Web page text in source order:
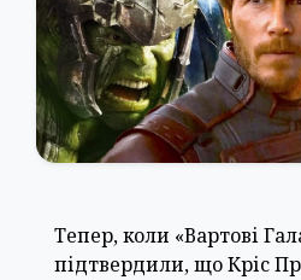
Тепер, коли «Вартові
підтвердили, що Кріс